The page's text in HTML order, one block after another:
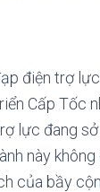
điện trợ
Cấp Tốc
lực đang
này
của bầy